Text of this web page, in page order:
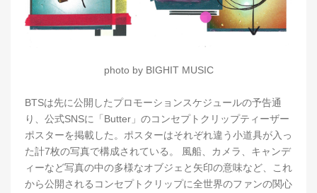
photo by BIGHIT MUSIC
BTSは先に公開したプロモーションスケジュールの予告通
り、公式SNSに「Butter」のコンセプトクリップティーザー
ポスターを掲載した。ポスターはそれぞれ違う小道具が入っ
た計7枚の写真で構成されている。 風船、カメラ、キャンデ
ィーなど写真の中の多様なオブジェと矢印の意味など、これ
から公開されるコンセプトクリップに全世界のファンの関心